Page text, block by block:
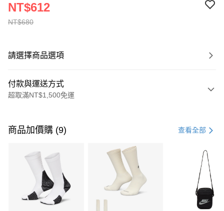
NT$680
NT$612
請選擇商品選項
付款與運送方式
超取滿NT$1,500免運
信用卡一次付款
3 期 0 利率 每期 21家銀行
合作金庫商業銀行
第一商業銀行
華南商業銀行
彰化商業銀行
上海商業儲蓄銀行
Apple Pay
商品加價購 (9) 查看全部